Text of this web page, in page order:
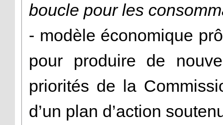
boucle pour les
- modèle économique
pour produire de
priorités de la
d’un plan d’action